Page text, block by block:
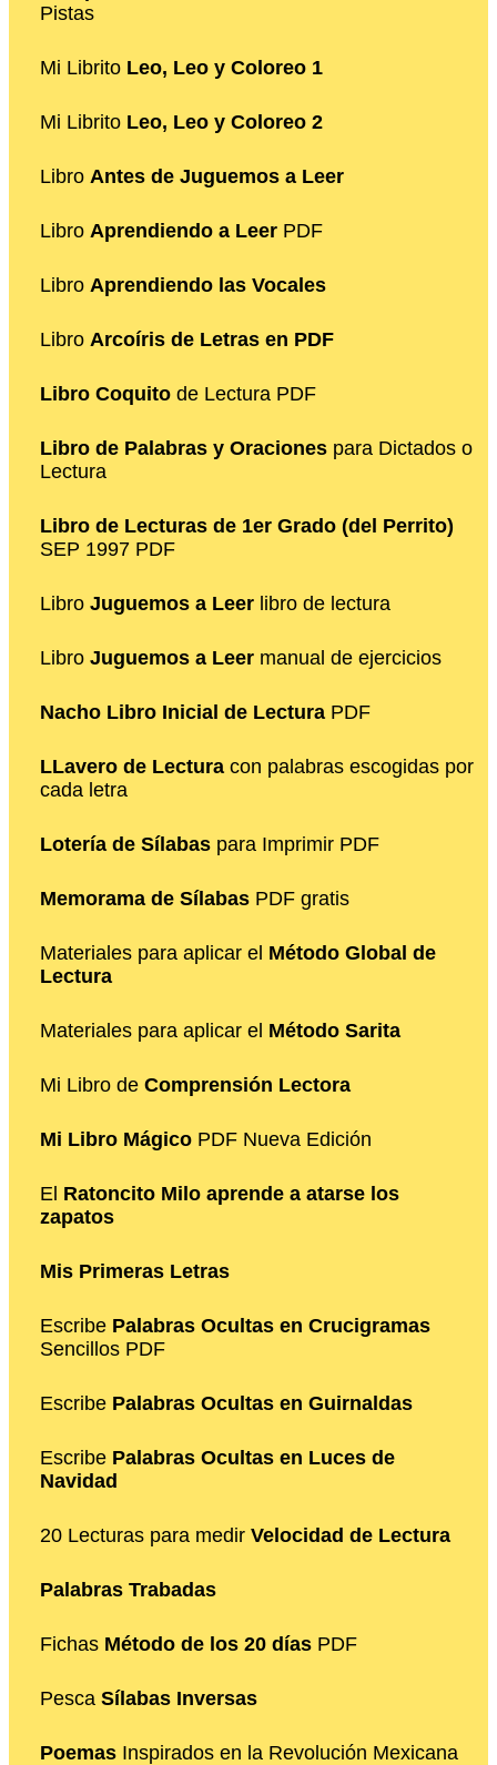
Pistas
Mi Librito Leo, Leo y Coloreo 1
Mi Librito Leo, Leo y Coloreo 2
Libro Antes de Juguemos a Leer
Libro Aprendiendo a Leer PDF
Libro Aprendiendo las Vocales
Libro Arcoíris de Letras en PDF
Libro Coquito de Lectura PDF
Libro de Palabras y Oraciones para Dictados o
Lectura
Libro de Lecturas de 1er Grado (del Perrito)
SEP 1997 PDF
Libro Juguemos a Leer libro de lectura
Libro Juguemos a Leer manual de ejercicios
Nacho Libro Inicial de Lectura PDF
LLavero de Lectura con palabras escogidas por
cada letra
Lotería de Sílabas para Imprimir PDF
Memorama de Sílabas PDF gratis
Materiales para aplicar el Método Global de
Lectura
Materiales para aplicar el Método Sarita
Mi Libro de Comprensión Lectora
Mi Libro Mágico PDF Nueva Edición
El Ratoncito Milo aprende a atarse los
zapatos
Mis Primeras Letras
Escribe Palabras Ocultas en Crucigramas
Sencillos PDF
Escribe Palabras Ocultas en Guirnaldas
Escribe Palabras Ocultas en Luces de
Navidad
20 Lecturas para medir Velocidad de Lectura
Palabras Trabadas
Fichas Método de los 20 días PDF
Pesca Sílabas Inversas
Poemas Inspirados en la Revolución Mexicana